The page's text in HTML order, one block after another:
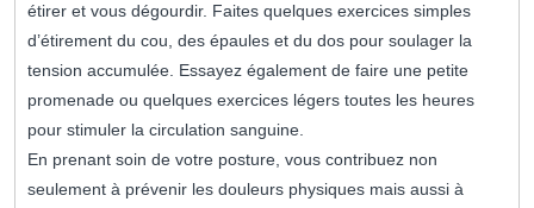
étirer et vous dégourdir. Faites quelques exercices simples
d’étirement du cou, des épaules et du dos pour soulager la
tension accumulée. Essayez également de faire une petite
promenade ou quelques exercices légers toutes les heures
pour stimuler la circulation sanguine.
En prenant soin de votre posture, vous contribuez non
seulement à prévenir les douleurs physiques mais aussi à